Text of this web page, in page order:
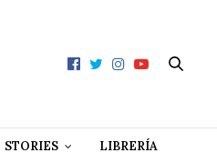
STORIES LIBRERÍA